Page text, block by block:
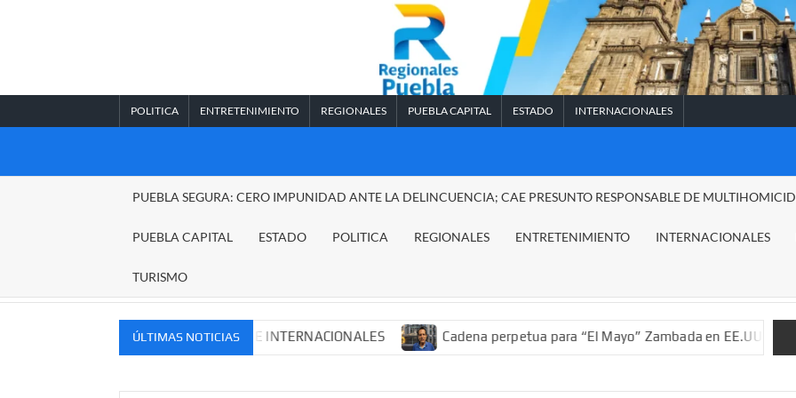
POLITICA ENTRETENIMIENTO REGIONALES PUEBLA CAPITAL ESTADO INTERNACIONALES
REGIONALES
PUEBLA SEGURA: CERO IMPUNIDAD ANTE LA DELINCUENCIA; CAE PRESUNTO RESPONSABLE DE
PUEBLA CAPITAL ESTADO POLITICA REGIONALES ENTRETENIMIENTO INTERNACIONALES
TURISMO
ÚLTIMAS NOTICIAS
MERCADOS NACIONALES E INTERNACIONALES Cadena perpetua para “El Mayo” Zambada en EE.UU.; ordenan